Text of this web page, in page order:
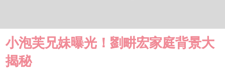
小泡芙兄妹曝光！劉畊宏家庭背景大
揭秘